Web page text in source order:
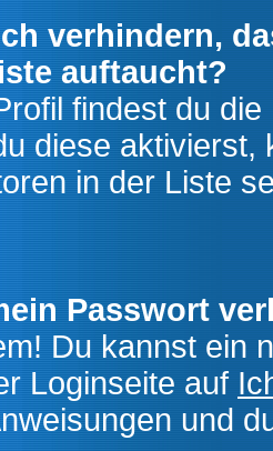
verhindern,
auftaucht?
findest du
diese aktivierst,
in der Liste
Passwort
Du kannst ein
Loginseite auf
und